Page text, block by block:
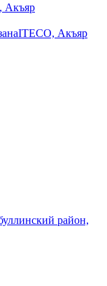
Акъяр
ITECO, Акъяр
район,